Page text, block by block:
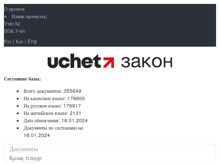
О проекте
Наши проекты:
Учёт.kz
ПОБ.Учёт
Рус | Қаз | Eng
Состояние базы:
Всего документов: 355649
На казахском языке: 176600
На русском языке: 176917
На английском языке: 2131
Дата обновления: 16.01.2024
Документы по состоянию на:
16.01.2024
Документы
Қазақ тілінде